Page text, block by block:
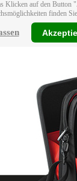
Klicken auf den
finden